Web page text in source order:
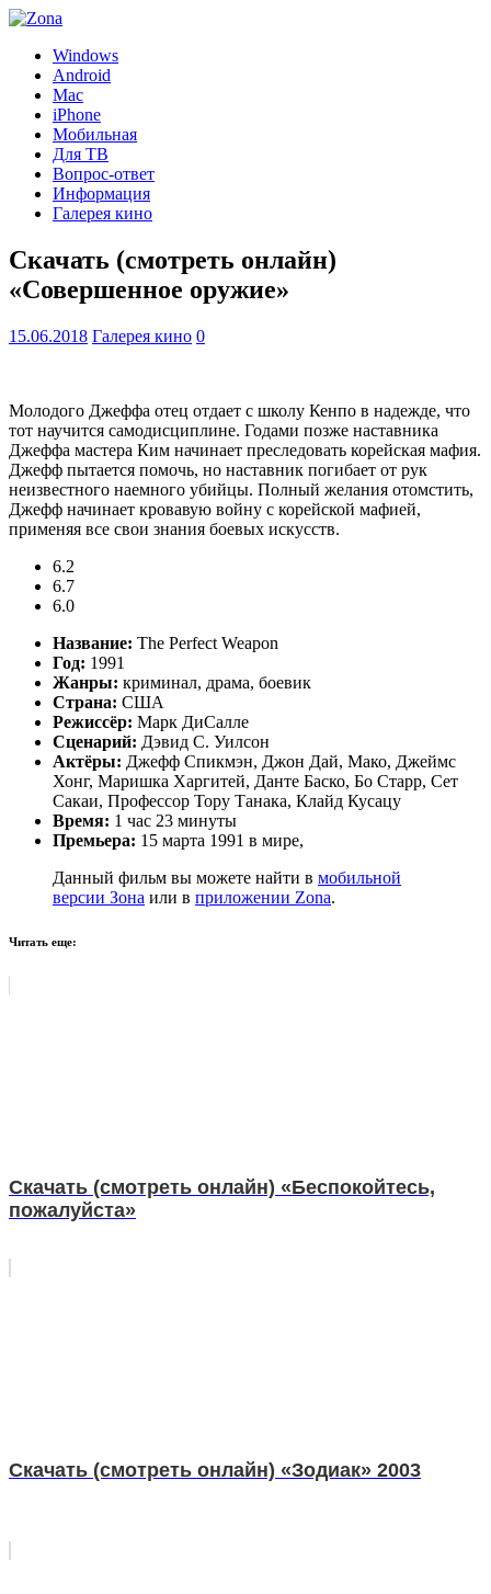
Windows
Android
Mac
iPhone
Мобильная
Для ТВ
Вопрос-ответ
Информация
Галерея кино
Скачать (смотреть онлайн)
«Совершенное оружие»
15.06.2018 Галерея кино 0
Молодого Джеффа отец отдает с школу Кенпо в надежде, что
тот научится самодисциплине. Годами позже наставника
Джеффа мастера Ким начинает преследовать корейская мафия.
Джефф пытается помочь, но наставник погибает от рук
неизвестного наемного убийцы. Полный желания отомстить,
Джефф начинает кровавую войну с корейской мафией,
применяя все свои знания боевых искусств.
6.2
6.7
6.0
Название: The Perfect Weapon
Год: 1991
Жанры: криминал, драма, боевик
Страна: США
Режиссёр: Марк ДиСалле
Сценарий: Дэвид С. Уилсон
Актёры: Джефф Спикмэн, Джон Дай, Мако, Джеймс
Хонг, Маришка Харгитей, Данте Баско, Бо Старр, Сет
Сакаи, Профессор Тору Танака, Клайд Кусацу
Время: 1 час 23 минуты
Премьера: 15 марта 1991 в мире,
Данный фильм вы можете найти в мобильной
версии Зона или в приложении Zona.
Читать еще:
Скачать (смотреть онлайн) «Беспокойтесь,
пожалуйста»
Скачать (смотреть онлайн) «Зодиак» 2003